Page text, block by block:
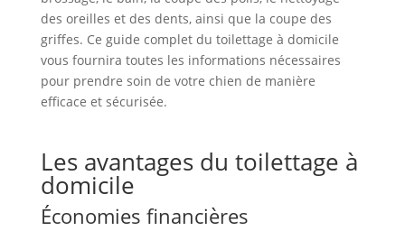
des oreilles et des dents, ainsi que la coupe des
griffes. Ce guide complet du toilettage à domicile
vous fournira toutes les informations nécessaires
pour prendre soin de votre chien de manière
efficace et sécurisée.
Les avantages du toilettage à
domicile
Économies financières